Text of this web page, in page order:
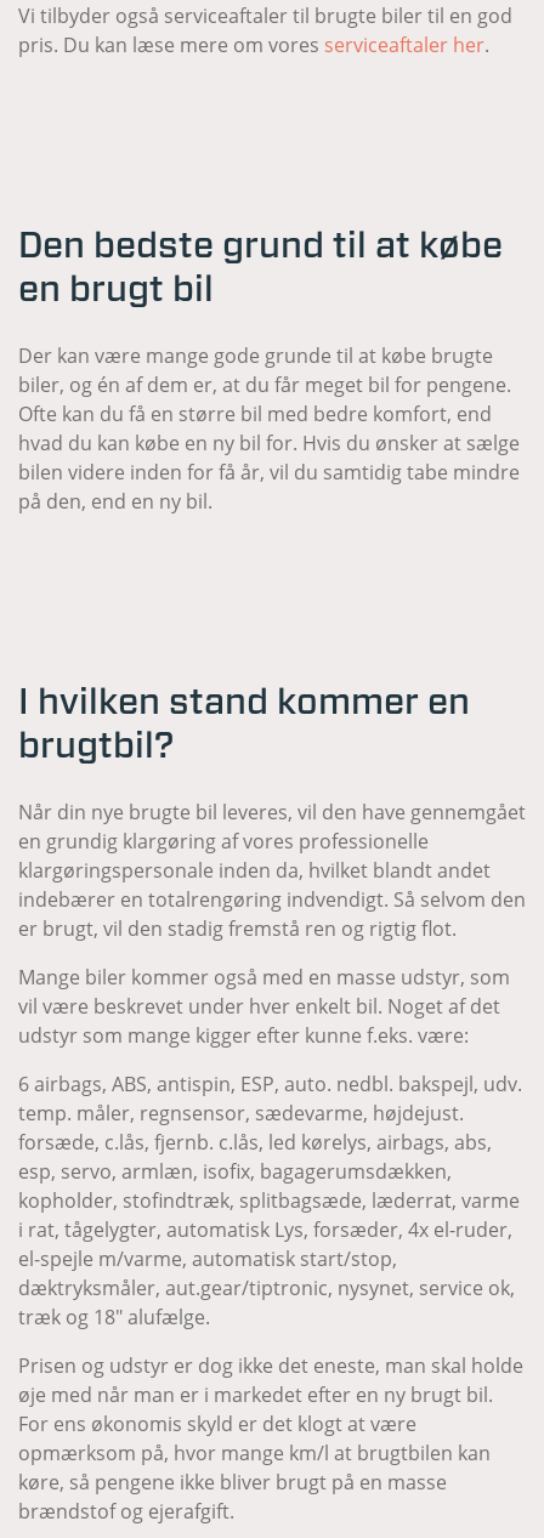
Vi tilbyder også serviceaftaler til brugte biler til en god
pris. Du kan læse mere om vores serviceaftaler her.
Den bedste grund til at købe
en brugt bil
Der kan være mange gode grunde til at købe brugte
biler, og én af dem er, at du får meget bil for pengene.
Ofte kan du få en større bil med bedre komfort, end
hvad du kan købe en ny bil for. Hvis du ønsker at sælge
bilen videre inden for få år, vil du samtidig tabe mindre
på den, end en ny bil.
I hvilken stand kommer en
brugtbil?
Når din nye brugte bil leveres, vil den have gennemgået
en grundig klargøring af vores professionelle
klargøringspersonale inden da, hvilket blandt andet
indebærer en totalrengøring indvendigt. Så selvom den
er brugt, vil den stadig fremstå ren og rigtig flot.
Mange biler kommer også med en masse udstyr, som
vil være beskrevet under hver enkelt bil. Noget af det
udstyr som mange kigger efter kunne f.eks. være:
6 airbags, ABS, antispin, ESP, auto. nedbl. bakspejl, udv.
temp. måler, regnsensor, sædevarme, højdejust.
forsæde, c.lås, fjernb. c.lås, led kørelys, airbags, abs,
esp, servo, armlæn, isofix, bagagerumsdækken,
kopholder, stofindtræk, splitbagsæde, læderrat, varme
i rat, tågelygter, automatisk Lys, forsæder, 4x el-ruder,
el-spejle m/varme, automatisk start/stop,
dæktryksmåler, aut.gear/tiptronic, nysynet, service ok,
træk og 18" alufælge.
Prisen og udstyr er dog ikke det eneste, man skal holde
øje med når man er i markedet efter en ny brugt bil.
For ens økonomis skyld er det klogt at være
opmærksom på, hvor mange km/l at brugtbilen kan
køre, så pengene ikke bliver brugt på en masse
brændstof og ejerafgift.